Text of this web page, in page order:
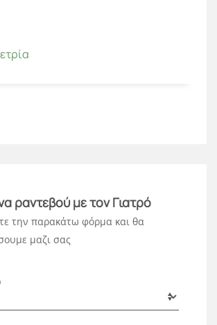
ραντεβού με τον Γιατρό
την παρακάτω φόρμα και θα
μαζι σας